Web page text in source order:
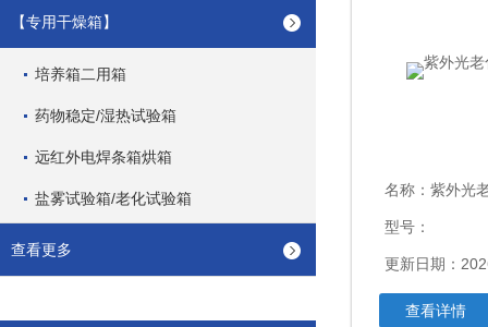
【专用干燥箱】
培养箱二用箱
药物稳定/湿热试验箱
远红外电焊条箱烘箱
盐雾试验箱/老化试验箱
查看更多
名称： 紫外光
型号：
更新日期：
查看详情